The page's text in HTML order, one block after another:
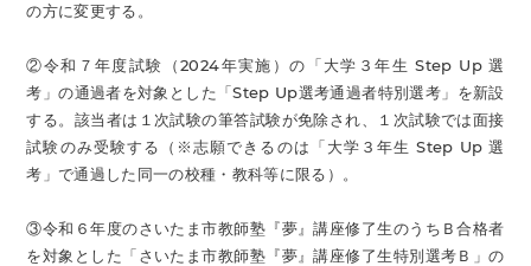
の方に変更する。
②令和７年度試験（2024年実施）の「大学３年生 Step Up 選
考」の通過者を対象とした「Step Up選考通過者特別選考」を新設
する。該当者は１次試験の筆答試験が免除され、１次試験では面接
試験のみ受験する（※志願できるのは「大学３年生 Step Up 選
考」で通過した同一の校種・教科等に限る）。
③令和６年度のさいたま市教師塾『夢』講座修了生のうちＢ合格者
を対象とした「さいたま市教師塾『夢』講座修了生特別選考Ｂ」の